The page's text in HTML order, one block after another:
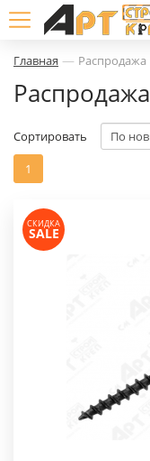
Главная — Распродажа
Распродажа
1
Сортировать
СКИДКА
SALE